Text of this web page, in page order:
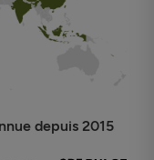
depuis 2015